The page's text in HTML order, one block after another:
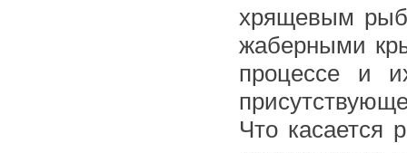
хрящевым
жаберными
процессе и
Что касается